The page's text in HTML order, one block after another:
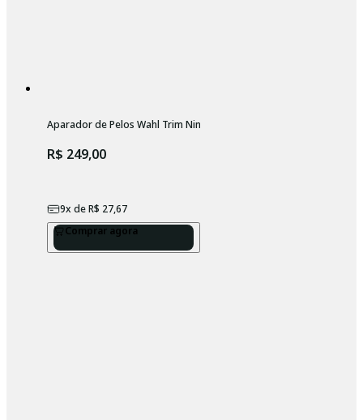
Aparador de Pelos Wahl Trim Ninja Laranja 3 em 1
R$ 249,00
9x deR$ 27,67
Comprar agora